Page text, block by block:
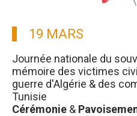
19 MARS
Journée nationale du
mémoire des victimes
guerre d'Algérie & des
Tunisie
Cérémonie &